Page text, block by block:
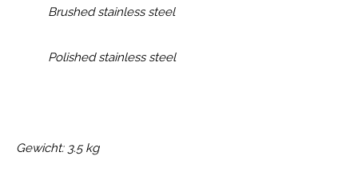
Brushed stainless steel
Polished stainless steel
Gewicht: 3.5 kg